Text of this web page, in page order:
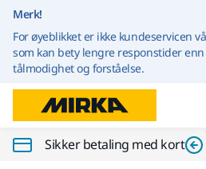
Merk!
For øyeblikket er ikke kundeservicen
som kan bety lengre responstider
tålmodighet og forståelse.
Sikker betaling med kort